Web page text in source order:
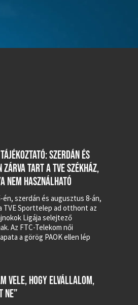
SZERDÁN ÉS
ZÁRVA TART A TVE SZÉKHÁZ,
NEM HASZNÁLHATÓ
én, szerdán és augusztus 8-án,
TVE Sporttelep ad otthont az
Ligája selejtező
Az FTC-Telekom női
a görög PAOK ellen lép
VELE, HOGY ELVÁLLALOM,
NE”